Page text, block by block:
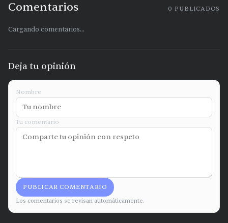
Comentarios 0 PUBLICADOS
Cargando comentarios...
Deja tu opinión
Nombre
Tu comentario
PUBLICAR COMENTARIO
Los comentarios se revisan automáticamente.